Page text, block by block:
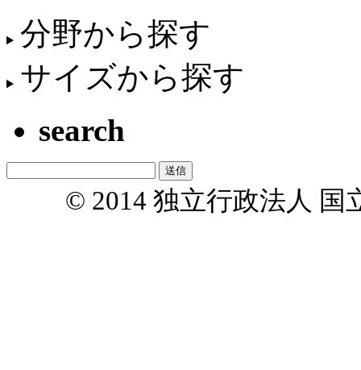
分野から探す
サイズから探す
search
© 2014 独立行政法人 国